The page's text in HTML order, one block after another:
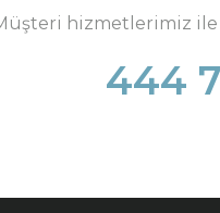
hizmetlerimiz
444